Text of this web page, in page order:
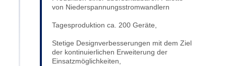
von Niederspannungsstromwandlern
Tagesproduktion ca. 200 Geräte,
Stetige Designverbesserungen mit dem Ziel
der kontinuierlichen Erweiterung der
Einsatzmöglichkeiten,